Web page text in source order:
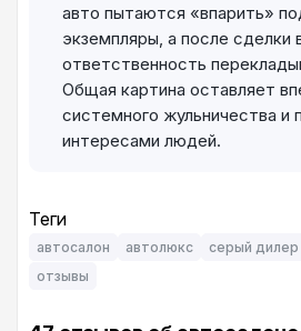
авто пытаются «впарить»
экземпляры, а после сделки
ответственность
Общая картина оставляет
системного жульничества и
интересами людей.
Теги
автосалон автолюкс серый дилер
отзывы